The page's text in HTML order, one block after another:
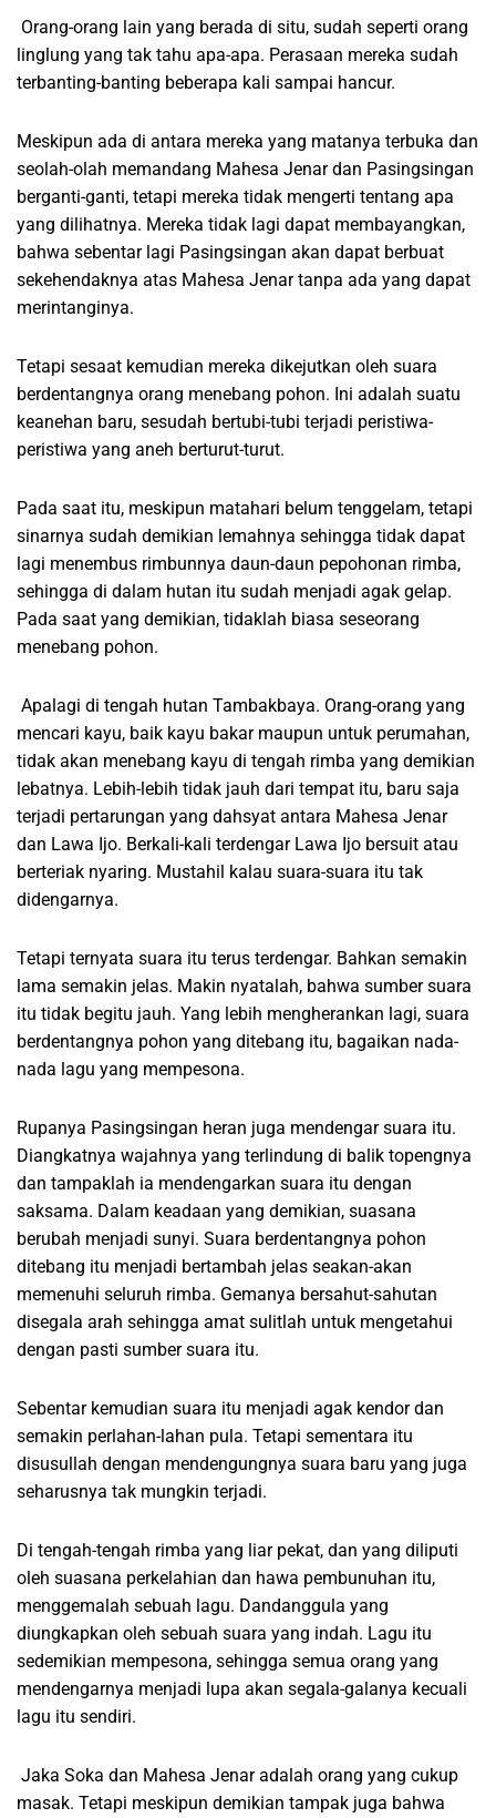
Orang-orang lain yang berada di situ, sudah seperti orang
linglung yang tak tahu apa-apa. Perasaan mereka sudah
terbanting-banting beberapa kali sampai hancur.
Meskipun ada di antara mereka yang matanya terbuka dan
seolah-olah memandang Mahesa Jenar dan Pasingsingan
berganti-ganti, tetapi mereka tidak mengerti tentang apa
yang dilihatnya. Mereka tidak lagi dapat membayangkan,
bahwa sebentar lagi Pasingsingan akan dapat berbuat
sekehendaknya atas Mahesa Jenar tanpa ada yang dapat
merintanginya.
Tetapi sesaat kemudian mereka dikejutkan oleh suara
berdentangnya orang menebang pohon. Ini adalah suatu
keanehan baru, sesudah bertubi-tubi terjadi peristiwa-
peristiwa yang aneh berturut-turut.
Pada saat itu, meskipun matahari belum tenggelam, tetapi
sinarnya sudah demikian lemahnya sehingga tidak dapat
lagi menembus rimbunnya daun-daun pepohonan rimba,
sehingga di dalam hutan itu sudah menjadi agak gelap.
Pada saat yang demikian, tidaklah biasa seseorang
menebang pohon.
Apalagi di tengah hutan Tambakbaya. Orang-orang yang
mencari kayu, baik kayu bakar maupun untuk perumahan,
tidak akan menebang kayu di tengah rimba yang demikian
lebatnya. Lebih-lebih tidak jauh dari tempat itu, baru saja
terjadi pertarungan yang dahsyat antara Mahesa Jenar
dan Lawa Ijo. Berkali-kali terdengar Lawa Ijo bersuit atau
berteriak nyaring. Mustahil kalau suara-suara itu tak
didengarnya.
Tetapi ternyata suara itu terus terdengar. Bahkan semakin
lama semakin jelas. Makin nyatalah, bahwa sumber suara
itu tidak begitu jauh. Yang lebih mengherankan lagi, suara
berdentangnya pohon yang ditebang itu, bagaikan nada-
nada lagu yang mempesona.
Rupanya Pasingsingan heran juga mendengar suara itu.
Diangkatnya wajahnya yang terlindung di balik topengnya
dan tampaklah ia mendengarkan suara itu dengan
saksama. Dalam keadaan yang demikian, suasana
berubah menjadi sunyi. Suara berdentangnya pohon
ditebang itu menjadi bertambah jelas seakan-akan
memenuhi seluruh rimba. Gemanya bersahut-sahutan
disegala arah sehingga amat sulitlah untuk mengetahui
dengan pasti sumber suara itu.
Sebentar kemudian suara itu menjadi agak kendor dan
semakin perlahan-lahan pula. Tetapi sementara itu
disusullah dengan mendengungnya suara baru yang juga
seharusnya tak mungkin terjadi.
Di tengah-tengah rimba yang liar pekat, dan yang diliputi
oleh suasana perkelahian dan hawa pembunuhan itu,
menggemalah sebuah lagu. Dandanggula yang
diungkapkan oleh sebuah suara yang indah. Lagu itu
sedemikian mempesona, sehingga semua orang yang
mendengarnya menjadi lupa akan segala-galanya kecuali
lagu itu sendiri.
Jaka Soka dan Mahesa Jenar adalah orang yang cukup
masak. Tetapi meskipun demikian tampak juga bahwa